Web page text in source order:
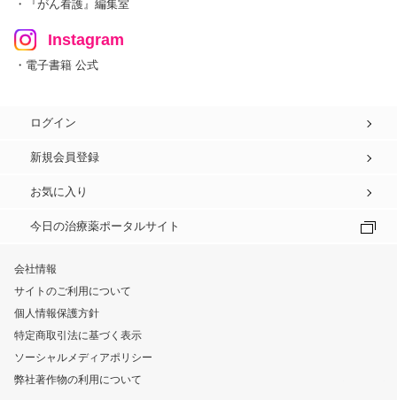
・『がん看護』編集室
Instagram
・電子書籍 公式
ログイン
新規会員登録
お気に入り
今日の治療薬ポータルサイト
会社情報
サイトのご利用について
個人情報保護方針
特定商取引法に基づく表示
ソーシャルメディアポリシー
弊社著作物の利用について